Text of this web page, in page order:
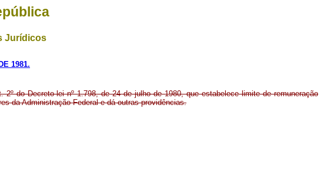
Jurídicos
1981.
2º do Decreto-lei nº 1.798, de 24 de julho de 1980, que estabelece limite de remuneração
da Administração Federal e dá outras providências.